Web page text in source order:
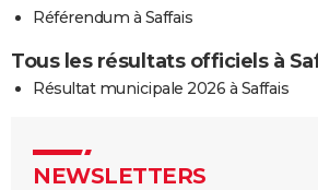
Référendum à Saffais
Tous les résultats officiels à
Résultat municipale 2026 à Saffais
NEWSLETTERS